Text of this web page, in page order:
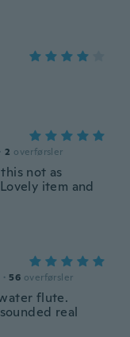
· 2 overførsler
not as
item and
· 56 overførsler
flute.
real